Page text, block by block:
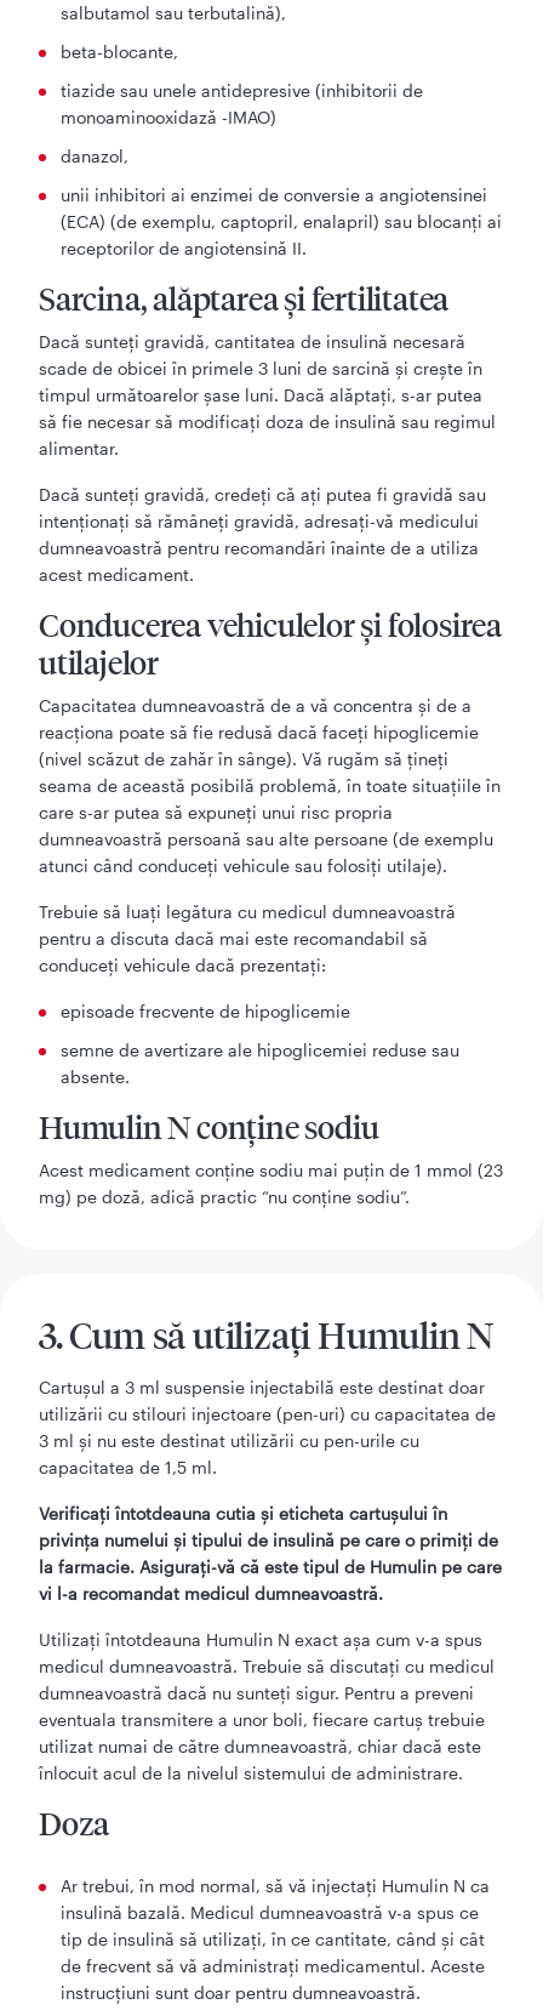
salbutamol sau terbutalină),
beta-blocante,
tiazide sau unele antidepresive (inhibitorii de
monoaminooxidază -IMAO)
danazol,
unii inhibitori ai enzimei de conversie a angiotensinei
(ECA) (de exemplu, captopril, enalapril) sau blocanți ai
receptorilor de angiotensină II.
Sarcina, alăptarea și fertilitatea
Dacă sunteţi gravidă, cantitatea de insulină necesară
scade de obicei în primele 3 luni de sarcină şi creşte în
timpul următoarelor şase luni. Dacă alăptaţi, s-ar putea
să fie necesar să modificaţi doza de insulină sau regimul
alimentar.
Dacă sunteți gravidă, credeți că ați putea fi gravidă sau
intenționați să rămâneţi gravidă, adresați-vă medicului
dumneavoastră pentru recomandări înainte de a utiliza
acest medicament.
Conducerea vehiculelor şi folosirea
utilajelor
Capacitatea dumneavoastră de a vă concentra şi de a
reacţiona poate să fie redusă dacă faceţi hipoglicemie
(nivel scăzut de zahăr în sânge). Vă rugăm să ţineţi
seama de această posibilă problemă, în toate situaţiile în
care s-ar putea să expuneţi unui risc propria
dumneavoastră persoană sau alte persoane (de exemplu
atunci când conduceţi vehicule sau folosiţi utilaje).
Trebuie să luaţi legătura cu medicul dumneavoastră
pentru a discuta dacă mai este recomandabil să
conduceţi vehicule dacă prezentaţi:
episoade frecvente de hipoglicemie
semne de avertizare ale hipoglicemiei reduse sau
absente.
Humulin N conține sodiu
Acest medicament conține sodiu mai puțin de 1 mmol (23
mg) pe doză, adică practic “nu conține sodiu”.
3. Cum să utilizați Humulin N
Cartuşul a 3 ml suspensie injectabilă este destinat doar
utilizării cu stilouri injectoare (pen-uri) cu capacitatea de
3 ml şi nu este destinat utilizării cu pen-urile cu
capacitatea de 1,5 ml.
Verificaţi întotdeauna cutia şi eticheta cartuşului în
privinţa numelui şi tipului de insulină pe care o primiţi de
la farmacie. Asiguraţi-vă că este tipul de Humulin pe care
vi l-a recomandat medicul dumneavoastră.
Utilizaţi întotdeauna Humulin N exact aşa cum v-a spus
medicul dumneavoastră. Trebuie să discutaţi cu medicul
dumneavoastră dacă nu sunteţi sigur. Pentru a preveni
eventuala transmitere a unor boli, fiecare cartuş trebuie
utilizat numai de către dumneavoastră, chiar dacă este
înlocuit acul de la nivelul sistemului de administrare.
Doza
Ar trebui, în mod normal, să vă injectaţi Humulin N ca
insulină bazală. Medicul dumneavoastră v-a spus ce
tip de insulină să utilizaţi, în ce cantitate, când şi cât
de frecvent să vă administraţi medicamentul. Aceste
instrucţiuni sunt doar pentru dumneavoastră.